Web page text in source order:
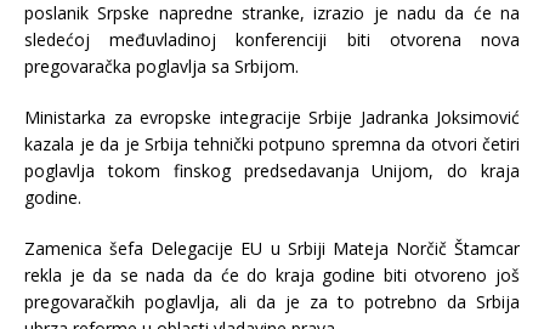
poslanik Srpske napredne stranke, izrazio je nadu da će na
sledećoj međuvladinoj konferenciji biti otvorena nova
pregovaračka poglavlja sa Srbijom.
Ministarka za evropske integracije Srbije Jadranka Joksimović
kazala je da je Srbija tehnički potpuno spremna da otvori četiri
poglavlja tokom finskog predsedavanja Unijom, do kraja
godine.
Zamenica šefa Delegacije EU u Srbiji Mateja Norčič Štamcar
rekla je da se nada da će do kraja godine biti otvoreno još
pregovaračkih poglavlja, ali da je za to potrebno da Srbija